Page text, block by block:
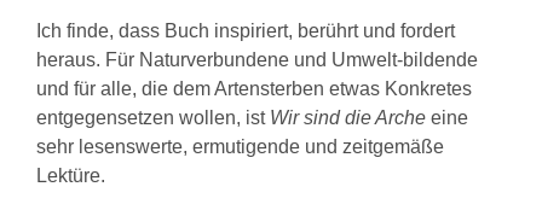
Ich finde, dass Buch inspiriert, berührt und fordert
heraus. Für Naturverbundene und Umwelt-bildende
und für alle, die dem Artensterben etwas Konkretes
entgegensetzen wollen, ist Wir sind die Arche eine
sehr lesenswerte, ermutigende und zeitgemäße
Lektüre.